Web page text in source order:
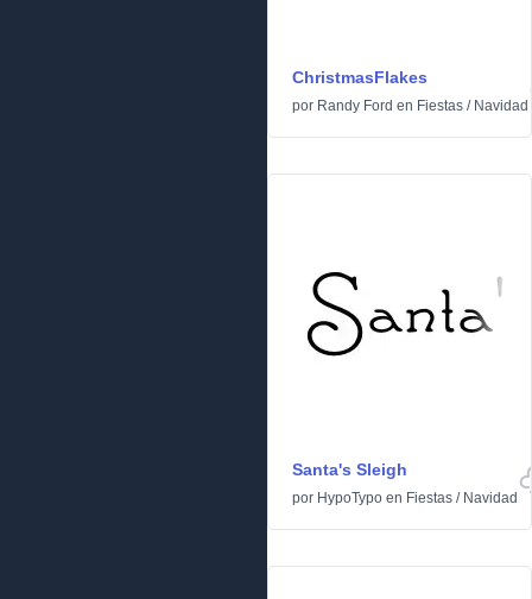
ChristmasFlakes
por Randy Ford en Fiestas / Navidad
Santa's Sleigh
por HypoTypo en Fiestas / Navidad